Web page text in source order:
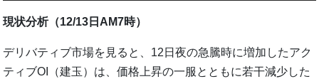
現状分析（12/13日AM7時）
デリバティブ市場を見ると、12日夜の急騰時に増加したアク
ティブOI（建玉）は、価格上昇の一服とともに若干減少した